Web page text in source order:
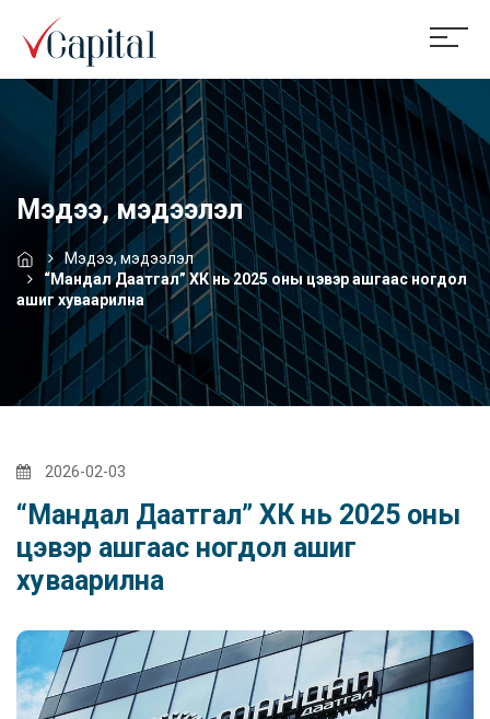
Мэдээ, мэдээлэл
Мэдээ, мэдээлэл
“Мандал Даатгал” ХК нь 2025 оны цэвэр ашгаас ногдол
ашиг хуваарилна
2026-02-03
“Мандал Даатгал” ХК нь 2025 оны
цэвэр ашгаас ногдол ашиг
хуваарилна